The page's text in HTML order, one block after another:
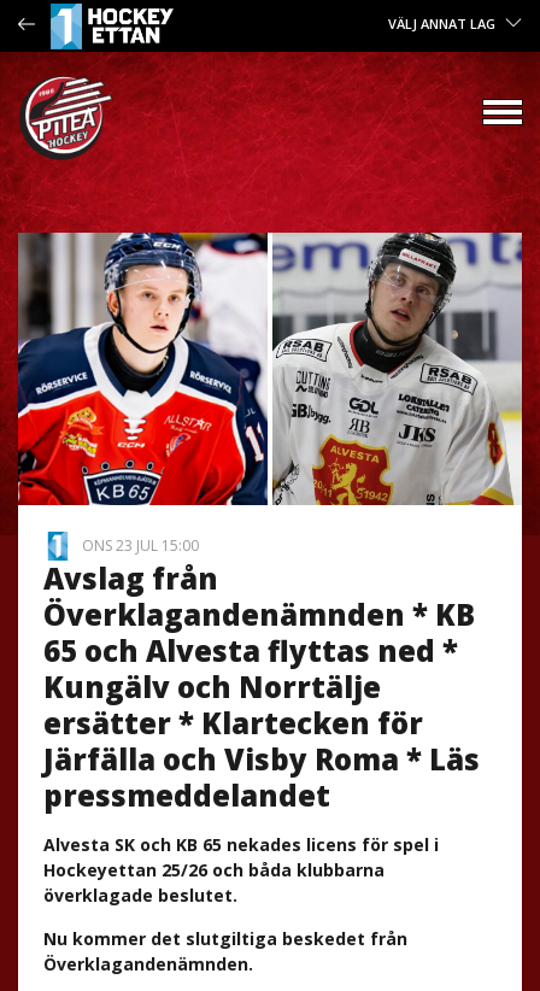
VÄLJ ANNAT LAG
ONS 23 JUL 15:00
Avslag från
Överklagandenämnden * KB
65 och Alvesta flyttas ned *
Kungälv och Norrtälje
ersätter * Klartecken för
Järfälla och Visby Roma * Läs
pressmeddelandet
Alvesta SK och KB 65 nekades licens för spel i
Hockeyettan 25/26 och båda klubbarna
överklagade beslutet.
Nu kommer det slutgiltiga beskedet från
Överklagandenämnden.